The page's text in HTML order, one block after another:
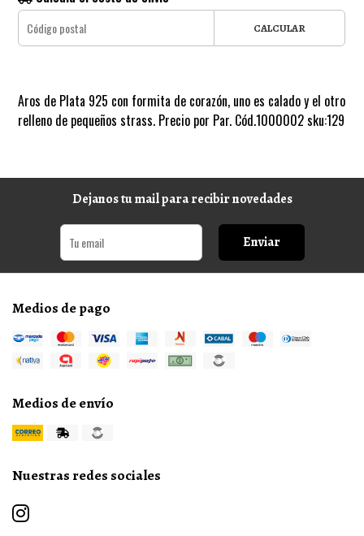
CALCULAR
Aros de Plata 925 con formita de corazón, uno es calado y el otro
relleno de pequeños strass. Precio por Par. Cód.1000002 sku:129
Dejanos tu mail para recibir novedades
Enviar
Medios de pago
Medios de envío
Nuestras redes sociales